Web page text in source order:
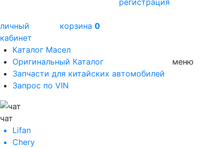
регистрация
личный
кабинет
корзина 0
Каталог Масел
Оригинальный Каталог
Запчасти для китайских автомобилей
Запрос по VIN
меню
чат
Lifan
Chery